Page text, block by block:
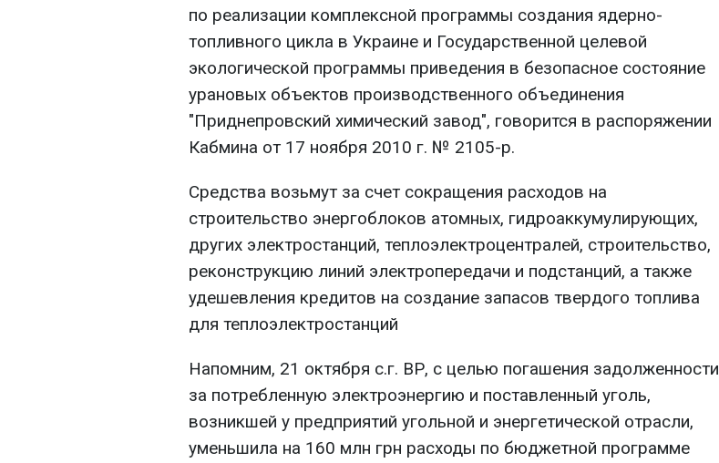
по реализации комплексной программы создания ядерно-
топливного цикла в Украине и Государственной целевой
экологической программы приведения в безопасное состояние
урановых объектов производственного объединения
"Приднепровский химический завод", говорится в распоряжении
Кабмина от 17 ноября 2010 г. № 2105-р.
Средства возьмут за счет сокращения расходов на
строительство энергоблоков атомных, гидроаккумулирующих,
других электростанций, теплоэлектроцентралей, строительство,
реконструкцию линий электропередачи и подстанций, а также
удешевления кредитов на создание запасов твердого топлива
для теплоэлектростанций
Напомним, 21 октября с.г. ВР, с целью погашения задолженности
за потребленную электроэнергию и поставленный уголь,
возникшей у предприятий угольной и энергетической отрасли,
уменьшила на 160 млн грн расходы по бюджетной программе